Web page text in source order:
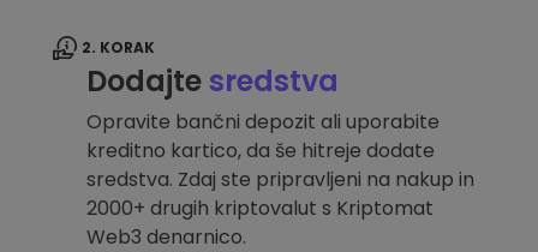
2. KORAK
Dodajtesredstva
Opravite bančni depozit ali uporabite
kreditno kartico, da še hitreje dodate
sredstva. Zdaj ste pripravljeni na nakup in
2000+ drugih kriptovalut s Kriptomat
Web3 denarnico.